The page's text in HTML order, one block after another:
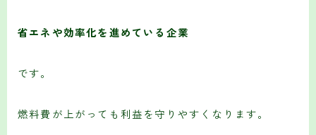
省エネや効率化を進めている企業
です。
燃料費が上がっても利益を守りやすくなります。